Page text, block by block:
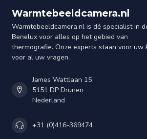
Warmtebeeldcamera.nl
Warmtebeeldcamera.nl is dé specialist in
Benelux voor alles op het gebied van
thermografie. Onze experts staan voor uw
voor al uw vragen.
James Wattlaan 15
5151 DP Drunen
Nederland
+31 (0)416-369474